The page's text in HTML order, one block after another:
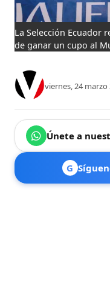
La Selección Ecuador
de ganar un cupo al
viernes, 24 marzo
Únete a
G